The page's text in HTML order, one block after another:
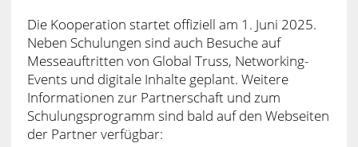
Die Kooperation startet offiziell am 1. Juni 2025.
Neben Schulungen sind auch Besuche auf
Messeauftritten von Global Truss, Networking-
Events und digitale Inhalte geplant. Weitere
Informationen zur Partnerschaft und zum
Schulungsprogramm sind bald auf den Webseiten
der Partner verfügbar: